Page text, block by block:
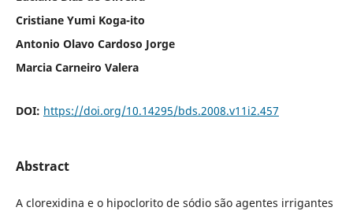
Cristiane Yumi Koga-ito
Antonio Olavo Cardoso Jorge
Marcia Carneiro Valera
DOI: https://doi.org/10.14295/bds.2008.v11i2.457
Abstract
A clorexidina e o hipoclorito de sódio são agentes irrigantes